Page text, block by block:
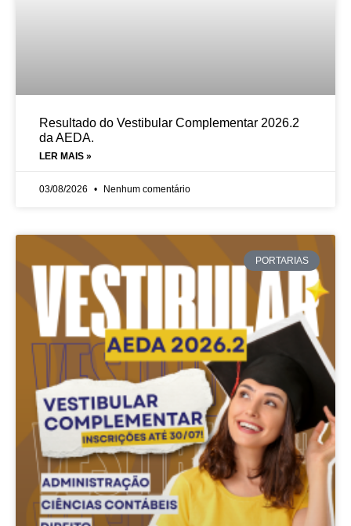
Resultado do Vestibular Complementar 2026.2
da AEDA.
LER MAIS »
03/08/2026 Nenhum comentário
PORTARIAS